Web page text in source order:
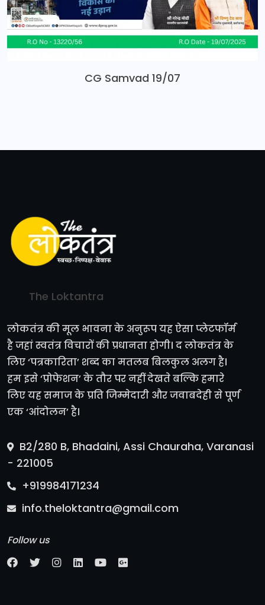
CG Samvad 19/07
The Loktantra
लोकतंत्र की मूल भावना के अनुरूप यह ऐसा प्लेटफॉर्म
है जहां स्वतंत्र विचारों की प्रधानता होगी। द लोकतंत्र के
लिए ‘पत्रकारिता’ शब्द का मतलब बिलकुल अलग है।
हम इसे ‘प्रोफेशन’ के तौर पर नहीं देखते बल्कि हमारे
लिए यह समाज के प्रति जिम्मेदारी और जवाबदेही से पूर्ण
एक ‘आंदोलन’ है।
B2/280 B, Bhadaini, Assi Chauraha, Varanasi
- 221005
+919984171234
info.theloktantra@gmail.com
Follow us